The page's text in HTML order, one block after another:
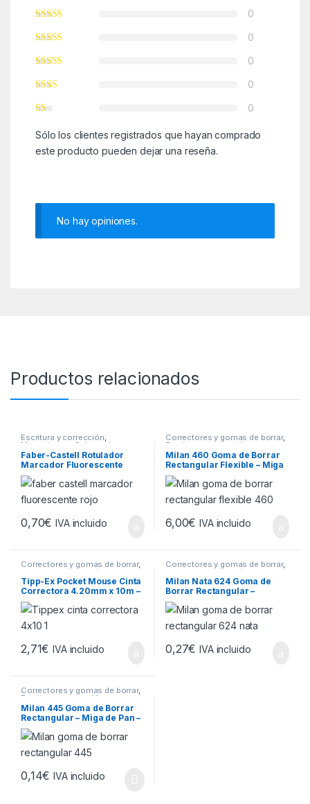
0
0
0
0
0
Sólo los clientes registrados que hayan comprado
este producto pueden dejar una reseña.
No hay opiniones.
Productos relacionados
Escritura y corrección,
Marcadores y Subrayadores
Faber-Castell Rotulador
Marcador Fluorescente
Textliner 48 – Punta Biselada
– Trazo entre 1.2mm y 5mm –
Tinta con Base de Agua –
Color Rojo
0,70€ IVA incluido
Correctores y gomas de borrar,
Escritura y corrección
Milan 460 Goma de Borrar
Rectangular Flexible – Miga
de Pan – Caucho Sintetico –
Dibujos Infantiles – Colores
6,00€ IVA incluido
Correctores y gomas de borrar,
Escritura y corrección
Tipp-Ex Pocket Mouse Cinta
Correctora 4.20mm x 10m –
Resistente – Escritura
Instantanea – Capuchon
Protector
2,71€ IVA incluido
Correctores y gomas de borrar,
Escritura y corrección
Milan Nata 624 Goma de
Borrar Rectangular –
Plastico – Suave – No
Abrasiva – Color Blanco
0,27€ IVA incluido
Correctores y gomas de borrar,
Escritura y corrección
Milan 445 Goma de Borrar
Rectangular – Miga de Pan –
Caucho Sintetico – Dibujos
Infantiles – Colores Surtidos
0,14€ IVA incluido